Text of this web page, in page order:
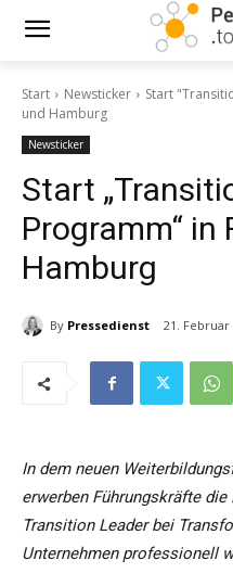
Start Newsticker
Start
und Hamburg
Newsticker
Start
Programm“
Hamburg
By Pressedienst 21. Februar
In dem neuen
erwerben Führungskräfte
Transition Leader bei
Unternehmen professionell